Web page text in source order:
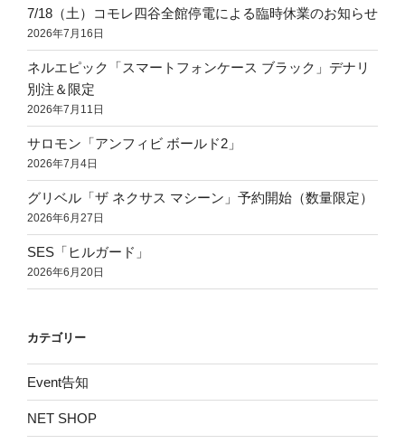
7/18（土）コモレ四谷全館停電による臨時休業のお知らせ
2026年7月16日
ネルエピック「スマートフォンケース ブラック」デナリ
別注＆限定
2026年7月11日
サロモン「アンフィビ ボールド2」
2026年7月4日
グリベル「ザ ネクサス マシーン」予約開始（数量限定）
2026年6月27日
SES「ヒルガード」
2026年6月20日
カテゴリー
Event告知
NET SHOP